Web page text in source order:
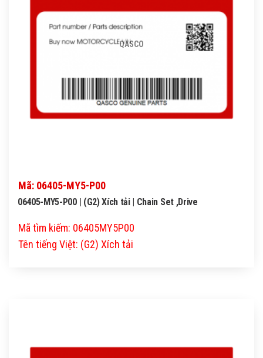
QASCO
Mã: 06405-MY5-P00
06405-MY5-P00 | (G2) Xích tải | Chain Set ,Drive
Mã tìm kiếm: 06405MY5P00
Tên tiếng Việt: (G2) Xích tải